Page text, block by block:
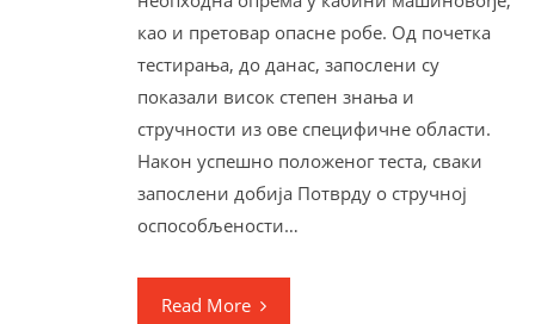
као и претовар опасне робе. Од почетка
тестирања, до данас, запослени су
показали висок степен знања и
стручности из ове специфичне области.
Након успешно положеног теста, сваки
запослени добија Потврду о стручној
оспособљености…
Read More